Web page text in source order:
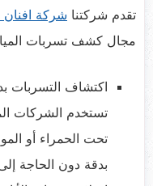
تقدم شركتنا شركة
مجال كشف تسربات
اكتشاف التسربات
تستخدم الشركات
تحت الحمراء أو
بدقة دون الحاجة